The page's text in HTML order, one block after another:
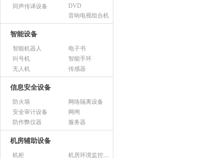
同声传译设备
DVD
音响电视组合机
智能设备
智能机器人
电子书
叫号机
智能手环
无人机
传感器
信息安全设备
防火墙
网络隔离设备
安全审计设备
网闸
防作弊仪器
服务器
机房辅助设备
机柜
机房环境监控设备